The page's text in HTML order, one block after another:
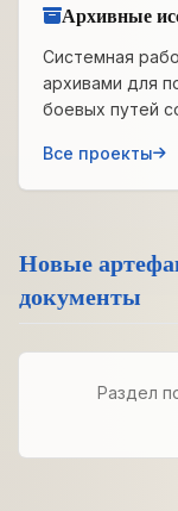
Архивные
Системная
архивами для
боевых путей
Все проекты
Новые
документы
Раздел